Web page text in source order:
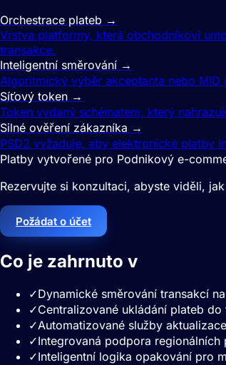
Orchestrace plateb →
Vrstva platformy, která obchodníkovi
transakce.
Inteligentní směrování →
Algoritmický výběr akceptanta nebo
Síťový token →
Token vydaný schématem, který
Silné ověření zákazníka →
PSD2 vyžaduje, aby elektronické platby
Platby vytvořené pro Podnikový e-
Rezervujte si konzultaci, abyste viděli,
Požádat o účet
Co je zahrnuto v
✓Dynamické směrování transakcí
✓Centralizované ukládání plateb
✓Automatizované služby
✓Integrovaná podpora
✓Inteligentní logika opakování pro